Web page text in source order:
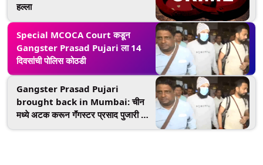
हल्ला
Special MCOCA Court कडून
Gangster Prasad Pujari ला 14
दिवसांची पोलिस कोठडी
Gangster Prasad Pujari
brought back in Mumbai: चीन
मध्ये अटक करून गॅंगस्टर प्रसाद पुजारी ला